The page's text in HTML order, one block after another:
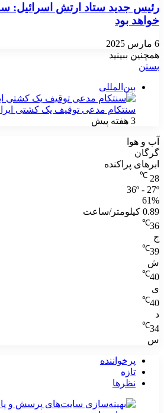
خواهد بود
6 مارس 2025
همچنین ببینید
بستن
بین‌المللی
سنتکام مدعی توقیف یک کشتی
3 هفته پیش
آب و هوا
گرگان
ابرهای پراکنده
28
℃
36º - 27º
61%
0.89 کیلومتر/ساعت
36
℃
ج
39
℃
ش
40
℃
ی
40
℃
د
34
℃
س
پرخواننده
تازه
نظرها